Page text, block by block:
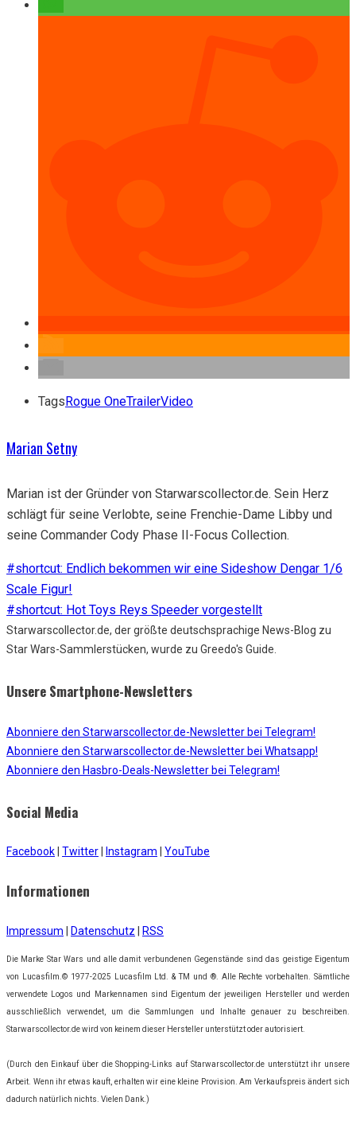
Tags Rogue OneTrailerVideo
Marian Setny
Marian ist der Gründer von Starwarscollector.de. Sein Herz
schlägt für seine Verlobte, seine Frenchie-Dame Libby und
seine Commander Cody Phase II-Focus Collection.
#shortcut: Endlich bekommen wir eine Sideshow Dengar 1/6
Scale Figur!
#shortcut: Hot Toys Reys Speeder vorgestellt
Starwarscollector.de, der größte deutschsprachige News-Blog zu
Star Wars-Sammlerstücken, wurde zu Greedo's Guide.
Unsere Smartphone-Newsletters
Abonniere den Starwarscollector.de-Newsletter bei Telegram!
Abonniere den Starwarscollector.de-Newsletter bei Whatsapp!
Abonniere den Hasbro-Deals-Newsletter bei Telegram!
Social Media
Facebook Twitter Instagram YouTube
Informationen
Impressum Datenschutz RSS
Die Marke Star Wars und alle damit verbundenen Gegenstände sind das geistige Eigentum
von Lucasfilm.© 1977-2025 Lucasfilm Ltd. & TM und ®. Alle Rechte vorbehalten. Sämtliche
verwendete Logos und Markennamen sind Eigentum der jeweiligen Hersteller und werden
ausschließlich verwendet, um die Sammlungen und Inhalte genauer zu beschreiben.
Starwarscollector.de wird von keinem dieser Hersteller unterstützt oder autorisiert.
(Durch den Einkauf über die Shopping-Links auf Starwarscollector.de unterstützt ihr unsere
Arbeit. Wenn ihr etwas kauft, erhalten wir eine kleine Provision. Am Verkaufspreis ändert sich
dadurch natürlich nichts. Vielen Dank.)